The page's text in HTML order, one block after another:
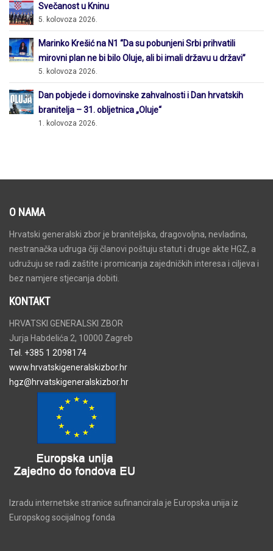
Svečanost u Kninu
5. kolovoza 2026.
Marinko Krešić na N1 “Da su pobunjeni Srbi prihvatili
mirovni plan ne bi bilo Oluje, ali bi imali državu u državi”
5. kolovoza 2026.
Dan pobjede i domovinske zahvalnosti i Dan hrvatskih
branitelja – 31. obljetnica „Oluje“
1. kolovoza 2026.
O NAMA
Hrvatski generalski zbor je braniteljska, dragovoljna, nevladina,
nestranačka udruga čiji članovi poštuju statut i druge akte HGZ, a
udružuju se radi zaštite i promicanja zajedničkih interesa i ciljeva i
bez namjere stjecanja dobiti.
KONTAKT
HRVATSKI GENERALSKI ZBOR
Jurja Habdelića 2, 10000 Zagreb
Tel. +385 1 2098174
www.hrvatskigeneralskizbor.hr
hgz@hrvatskigeneralskizbor.hr
Izradu internetske stranice sufinancirala je Europska unija iz
Europskog socijalnog fonda